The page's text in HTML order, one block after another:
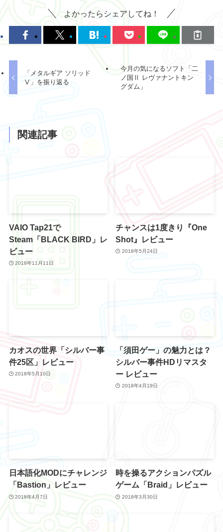
よかったらシェアしてね！
「メタルギア ソリッド
Ⅴ」を振り返る
今月の気になるソフト「二
ノ国Ⅱ レヴァナントキン
グダム」
関連記事
VAIO Tap21で
Steam「BLACK BIRD」レ
ビュー
2018年11月11日
チャンスは1度きり『One
Shot』レビュー
2018年5月24日
カオスの世界「シルバー事
件25区」レビュー
2018年5月10日
「須田ゲー」の魅力とは？
シルバー事件HDリマスタ
ー レビュー
2018年4月19日
日本語化MODにチャレンジ
「Bastion」レビュー
2018年4月7日
時を操るアクションパズル
ゲーム「Braid」レビュー
2018年3月30日